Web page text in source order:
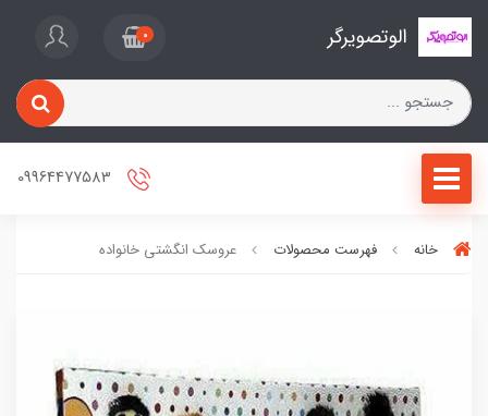
الوتصویرگر 0
خانه فهرست محصولات عروسک انگشتی خانواده